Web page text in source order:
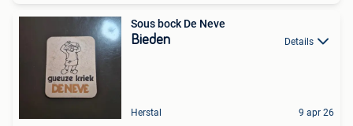
Sous bock De Neve
Bieden Details
Herstal 9 apr 26